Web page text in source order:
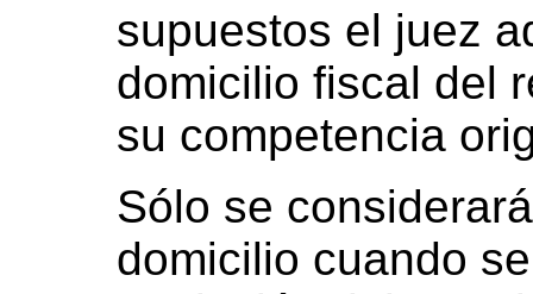
supuestos el juez
domicilio fiscal del
su competencia
Sólo se
domicilio cuando